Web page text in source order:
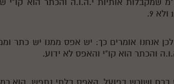
אנחנו אומרים כך: יש אפס ממנו יש כתר
והכתר הוא קו"י והאפס לא ידוע.